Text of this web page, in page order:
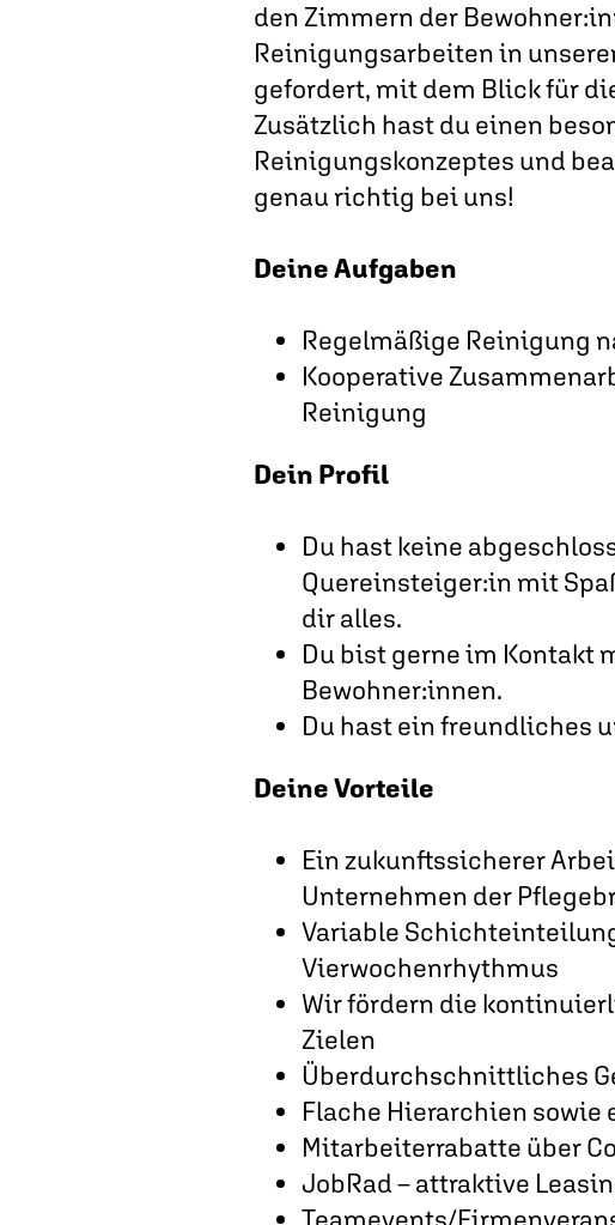
den Zimmern der
Reinigungsarbeiten in
gefordert, mit dem Blick für
Zusätzlich hast du einen
Reinigungskonzeptes und
genau richtig bei uns!
Deine Aufgaben
Regelmäßige Reinigung
Kooperative
Reinigung
Dein Profil
Du hast keine
Quereinsteiger:in mit
dir alles.
Du bist gerne im Kontakt
Bewohner:innen.
Du hast ein freundliches
Deine Vorteile
Ein zukunftssicherer
Unternehmen der
Variable
Vierwochenrhythmus
Wir fördern die
Zielen
Überdurchschnittliches
Flache Hierarchien sowie
Mitarbeiterrabatte über
JobRad – attraktive